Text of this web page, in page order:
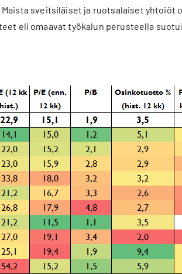
sveitsiläiset ja ruotsalaiset yhtoiöt
eli omaavat työkalun perusteella